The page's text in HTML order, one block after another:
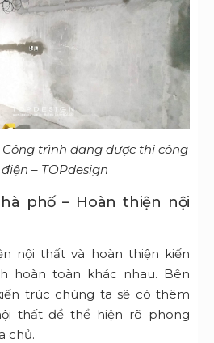
trình đang được thi công
– TOPdesign
phố – Hoàn thiện nội
nội thất và hoàn thiện kiến
hoàn toàn khác nhau. Bên
trúc chúng ta sẽ có thêm
thất để thể hiện rõ phong
chủ.